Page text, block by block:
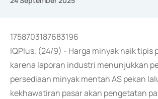
1758703187683196
IQPlus, (24/9) - Harga minyak naik tipis
karena laporan industri menunjukkan
persediaan minyak mentah AS pekan
kekhawatiran pasar akan pengetatan